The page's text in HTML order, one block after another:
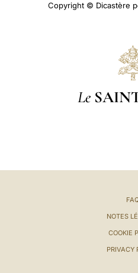
Copyright © Dicastère
Le
NOTES
COOKIE
PRIVACY